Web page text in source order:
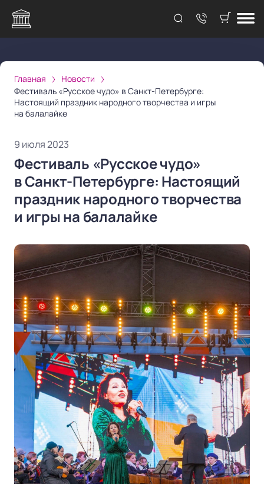
Главная
Новости
Фестиваль «Русское чудо» в Санкт-Петербурге:
Настоящий праздник народного творчества и игры
на балалайке
9 июля 2023
Фестиваль «Русское чудо»
в Санкт-Петербурге: Настоящий
праздник народного творчества
и игры на балалайке